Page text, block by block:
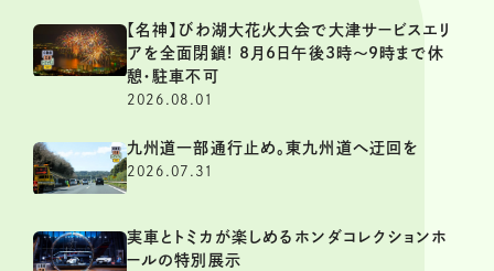
【名神】びわ湖大花火大会で大津サービスエリ
アを全面閉鎖! 8月6日午後3時～9時まで休
憩・駐車不可
2026.08.01
九州道一部通行止め。東九州道へ迂回を
2026.07.31
実車とトミカが楽しめるホンダコレクションホ
ールの特別展示